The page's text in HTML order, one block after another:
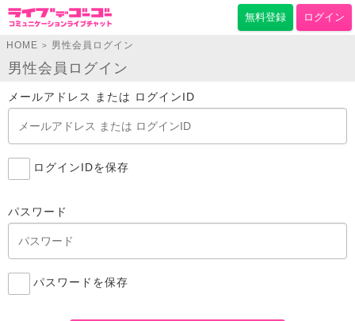
無料登録 ログイン
HOME > 男性会員ログイン
男性会員ログイン
メールアドレス または ログインID
ログインIDを保存
パスワード
パスワードを保存